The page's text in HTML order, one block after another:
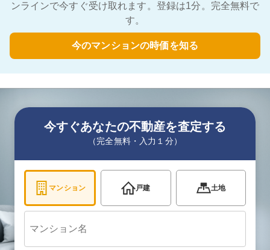
ンラインで今すぐ受け取れます。登録は1分。完全無料で
す。
今のマンションの時価を知る
今すぐあなたの不動産を査定する
（完全無料・入力１分）
マンション 戸建 土地